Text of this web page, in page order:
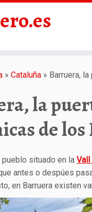
» Cataluña » Barruera,
la
de
pueblo situado en la Vall
antes o despúes
en Barruera existen